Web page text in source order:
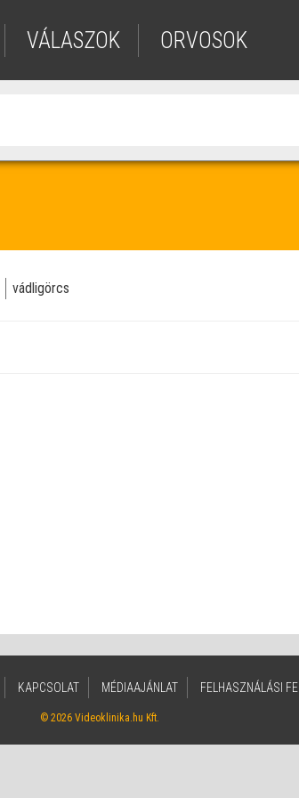
VÁLASZOK ORVOSOK
vádligörcs
KAPCSOLAT MÉDIAAJÁNLAT FELHASZNÁLÁSI
© 2026 Videoklinika.hu Kft.